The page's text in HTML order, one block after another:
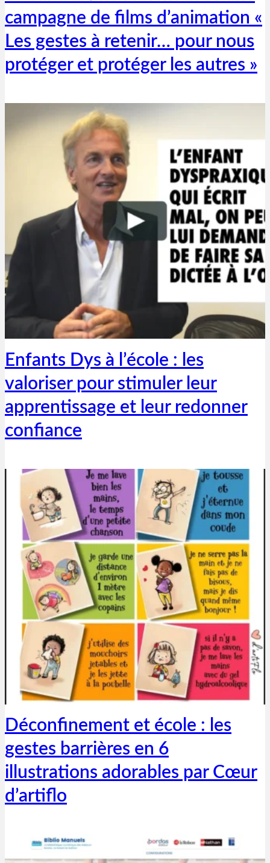
campagne de films d’animation «
Les gestes à retenir… pour nous
protéger et protéger les autres »
Thibaut Parent
26 mai 2020
Enfants Dys à l’école : les
valoriser pour stimuler leur
apprentissage et leur redonner
confiance
Thibaut Parent
6 mai 2020
Déconfinement et école : les
gestes barrières en 6
illustrations adorables par Cœur
d’artiflo